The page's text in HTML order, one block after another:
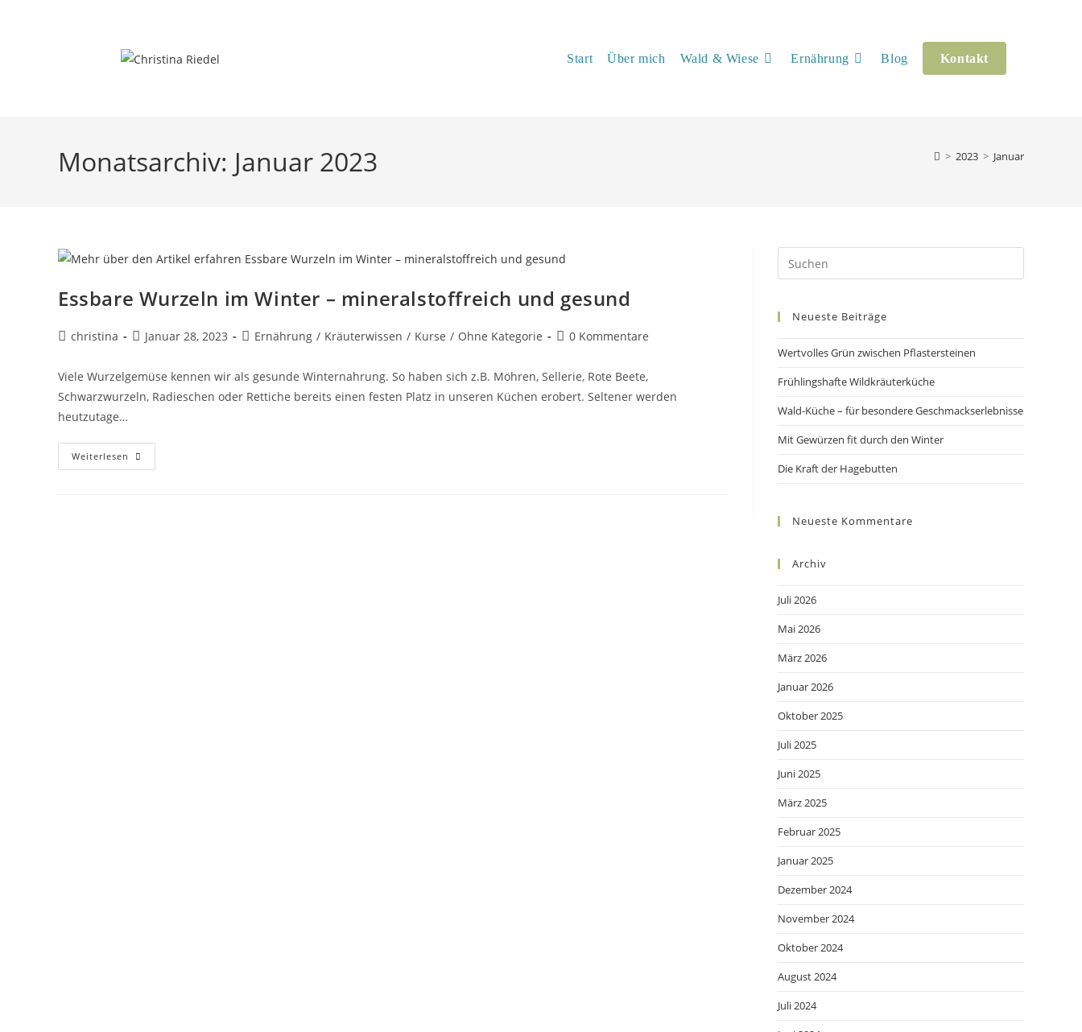
Start Über mich Wald & Wiese Ernährung Blog Kontakt
Monatsarchiv: Januar 2023 > 2023 > Januar
Essbare Wurzeln im Winter – mineralstoffreich und gesund
Beitrags-
christina
Beitrag
Januar 28, 2023
Beitrags-
Ernährung / Kräuterwissen / Kurse / Ohne Kategorie
Beitrags-
0 Kommentare
Viele Wurzelgemüse kennen wir als gesunde Winternahrung. So haben sich z.B. Möhren, Sellerie, Rote Beete,
Schwarzwurzeln, Radieschen oder Rettiche bereits einen festen Platz in unseren Küchen erobert. Seltener werden
heutzutage…
Weiterlesen Essbare
Wurzeln
Escape
Neueste Beiträge
Wertvolles Grün zwischen Pflastersteinen
Frühlingshafte Wildkräuterküche
Wald-Küche – für besondere Geschmackserlebnisse
Mit Gewürzen fit durch den Winter
Die Kraft der Hagebutten
Neueste Kommentare
Archiv
Juli 2026
Mai 2026
März 2026
Januar 2026
Oktober 2025
Juli 2025
Juni 2025
März 2025
Februar 2025
Januar 2025
Dezember 2024
November 2024
Oktober 2024
August 2024
Juli 2024